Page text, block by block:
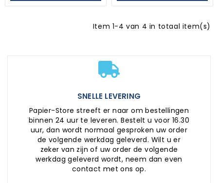
Item 1-4 van 4 in totaal item(s)
SNELLE LEVERING
Papier-Store streeft er naar om bestellingen
binnen 24 uur te leveren. Bestelt u voor 16.30
uur, dan wordt normaal gesproken uw order
de volgende werkdag geleverd. Wilt u er
zeker van zijn of uw order de volgende
werkdag geleverd wordt, neem dan even
contact met ons op.